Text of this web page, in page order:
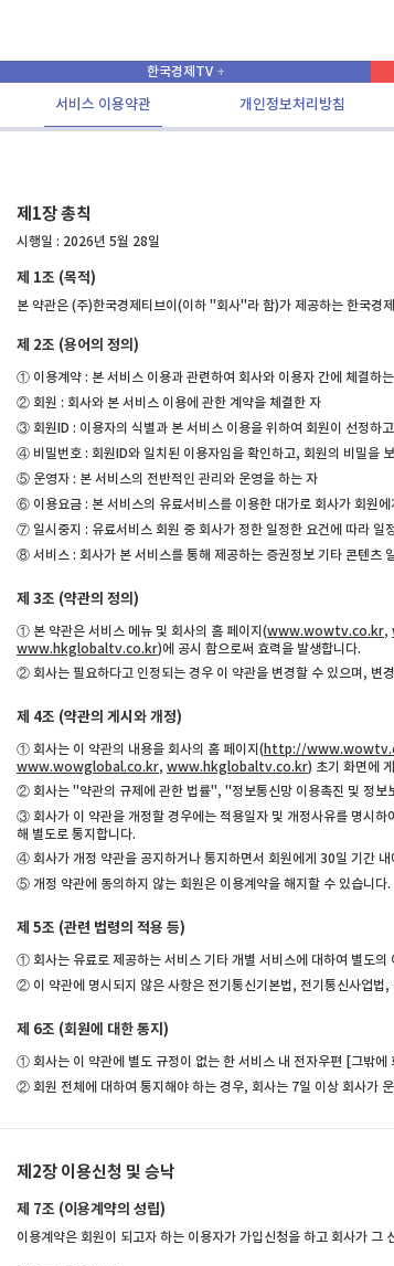
한국경제TV
서비스 이용약관 개인정보처리방침
제1장 총칙
시행일 : 2026년 5월 28일
제 1조 (목적)
본 약관은 (주)한국경제티브이(이하 "회사"라 함)가 제공하는 한국
제 2조 (용어의 정의)
① 이용계약 : 본 서비스 이용과 관련하여 회사와 이용자 간에 체결하
② 회원 : 회사와 본 서비스 이용에 관한 계약을 체결한 자
③ 회원ID : 이용자의 식별과 본 서비스 이용을 위하여 회원이 선정하
④ 비밀번호 : 회원ID와 일치된 이용자임을 확인하고, 회원의 비밀을
⑤ 운영자 : 본 서비스의 전반적인 관리와 운영을 하는 자
⑥ 이용요금 : 본 서비스의 유료서비스를 이용한 대가로 회사가 회원에
⑦ 일시중지 : 유료서비스 회원 중 회사가 정한 일정한 요건에 따라 일
⑧ 서비스 : 회사가 본 서비스를 통해 제공하는 증권정보 기타 콘텐츠
제 3조 (약관의 정의)
① 본 약관은 서비스 메뉴 및 회사의 홈 페이지(www.wowtv.co.kr,
www.hkglobaltv.co.kr)에 공시 함으로써 효력을 발생합니다.
② 회사는 필요하다고 인정되는 경우 이 약관을 변경할 수 있으며, 변
제 4조 (약관의 게시와 개정)
① 회사는 이 약관의 내용을 회사의 홈 페이지(http://
www.wowglobal.co.kr, www.hkglobaltv.co.kr) 초기 화면에
② 회사는 "약관의 규제에 관한 법률", "정보통신망 이용촉진 및 정보
③ 회사가 이 약관을 개정할 경우에는 적용일자 및 개정사유를 명시
해 별도로 통지합니다.
④ 회사가 개정 약관을 공지하거나 통지하면서 회원에게 30일 기간
⑤ 개정 약관에 동의하지 않는 회원은 이용계약을 해지할 수 있습니다.
제 5조 (관련 법령의 적용 등)
① 회사는 유료로 제공하는 서비스 기타 개별 서비스에 대하여 별도
② 이 약관에 명시되지 않은 사항은 전기통신기본법, 전기통신사업법
제 6조 (회원에 대한 통지)
① 회사는 이 약관에 별도 규정이 없는 한 서비스 내 전자우편 [그밖에
② 회원 전체에 대하여 통지해야 하는 경우, 회사는 7일 이상 회사가
제2장 이용신청 및 승낙
제 7조 (이용계약의 성립)
이용계약은 회원이 되고자 하는 이용자가 가입신청을 하고 회사가 그